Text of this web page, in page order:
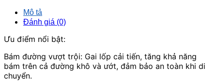
Mô tả
Đánh giá (0)
Ưu điểm nổi bật:
Bám đường vượt trội: Gai lốp cải tiến, tăng khả năng
bám trên cả đường khô và ướt, đảm bảo an toàn khi di
chuyển.